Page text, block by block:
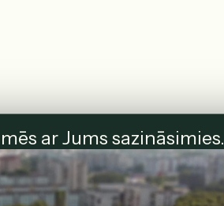
ar Jums sazināsimies.